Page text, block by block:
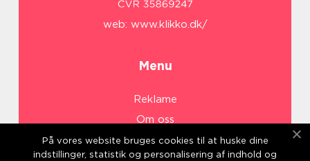
web: www.klikko.dk/
Menu
Reklame
Om oss
Cookies
På vores website bruges cookies til at huske dine
indstillinger, statistik og personalisering af indhold og